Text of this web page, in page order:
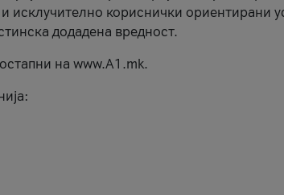
исклучително кориснички ориентирани
додадена вредност.
на www.А1.mk.